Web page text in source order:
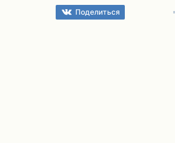
Поделиться